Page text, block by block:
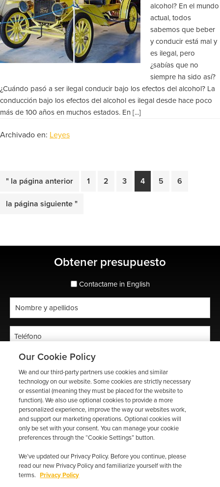
alcohol? En el mundo
actual, todos
sabemos que beber
y conducir está mal y
es ilegal, pero
¿sabías que no
siempre ha sido así?
¿Cuándo pasó a ser ilegal conducir bajo los efectos del alcohol? La
conducción bajo los efectos del alcohol es ilegal desde hace poco
más de 100 años en muchos estados. En [...]
Archivado en: Leyes
" Ir
la página anterior Página
1 Página
2 Página
3 Página
4 Página
5 Página
6
Ir
la página siguiente "
Obtener presupuesto
espanol_espanol
Contactame in English
*
*
postal
*
Correo
electrónico
*
Our Cookie Policy
We and our third-party partners use cookies and similar
technology on our website. Some cookies are strictly necessary
or essential (meaning they must be placed for the website to
function). We also use optional cookies to provide a more
personalized experience, improve the way our websites work,
and support our marketing operations. Optional cookies will
only be set with your consent. You can manage your cookie
preferences through the “Cookie Settings” button.
We’ve updated our Privacy Policy. Before you continue, please
read our new Privacy Policy and familiarize yourself with the
terms. Privacy Policy